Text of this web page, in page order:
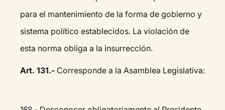
para el mantenimiento de la forma de gobierno y
sistema político establecidos. La violación de
esta norma obliga a la insurrección.
Art. 131.- Corresponde a la Asamblea Legislativa: